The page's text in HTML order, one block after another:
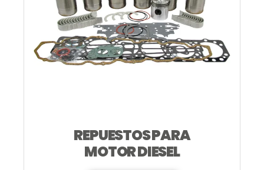
REPUESTOS PARA
MOTOR DIESEL